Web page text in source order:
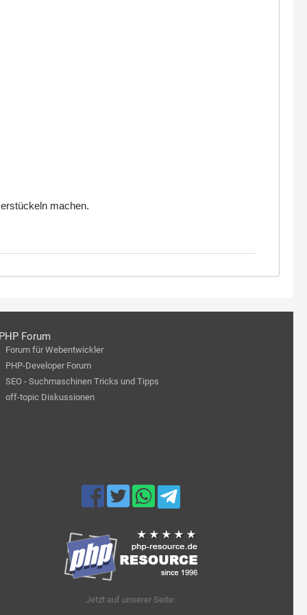
machen.
Forum
Forum für Webentwickler
PHP-Developer Forum
SEO - Suchmaschinen Tricks und Tipps
off-topic Diskussionen
Jetzt auf unserer Seite: